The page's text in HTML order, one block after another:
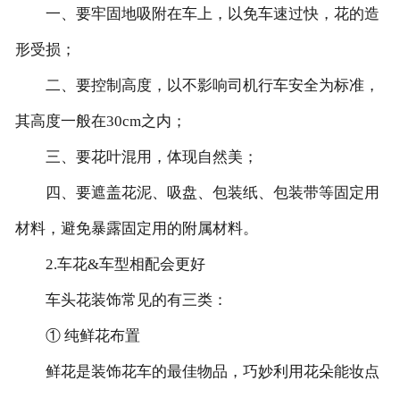
一、要牢固地吸附在车上，以免车速过快，花的造
形受损；
二、要控制高度，以不影响司机行车安全为标准，
其高度一般在30cm之内；
三、要花叶混用，体现自然美；
四、要遮盖花泥、吸盘、包装纸、包装带等固定用
材料，避免暴露固定用的附属材料。
2.车花&车型相配会更好
车头花装饰常见的有三类：
① 纯鲜花布置
鲜花是装饰花车的最佳物品，巧妙利用花朵能妆点